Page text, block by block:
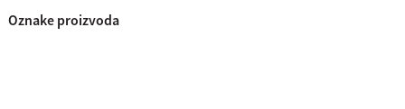
Oznake proizvoda